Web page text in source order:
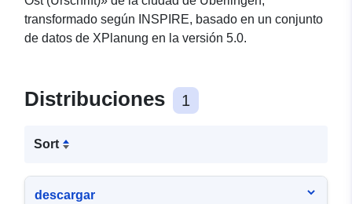
transformado según INSPIRE, basado en un conjunto
de datos de XPlanung en la versión 5.0.
Distribuciones 1
Sort
descargar